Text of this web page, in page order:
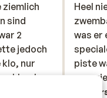
sind
2
jedoch
klo, nur
sind
2
jedoch
klo, nur
Heel
was er
piste
Heel
was er
piste